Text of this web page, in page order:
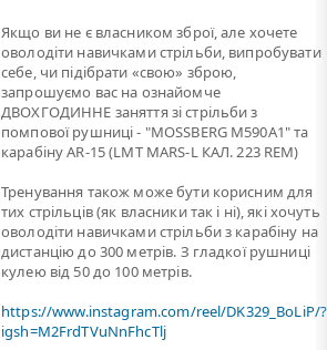
Якщо ви не є власником зброї, але хочете
оволодіти навичками стрільби, випробувати
себе, чи підібрати «свою» зброю,
запрошуємо вас на ознайомче
ДВОХГОДИННЕ заняття зі стрільби з
помпової рушниці - "MOSSBERG M590A1" та
карабіну AR-15 (LMT MARS-L КАЛ. 223 REM)
Тренування також може бути корисним для
тих стрільців (як власники так і ні), які хочуть
оволодіти навичками стрільби з карабіну на
дистанцію до 300 метрів. З гладкої рушниці
кулею від 50 до 100 метрів.
https://www.instagram.com/reel/DK329_BoLiP/?
igsh=M2FrdTVuNnFhcTlj